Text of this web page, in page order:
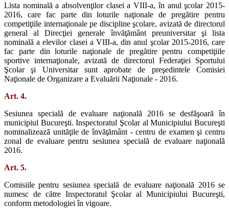
Lista nominală a absolvenţilor clasei a VIII-a, în anul şcolar 2015-
2016, care fac parte din loturile naţionale de pregătire pentru
competiţiile internaţionale pe discipline şcolare, avizată de directorul
general al Direcţiei generale învăţământ preuniversitar şi lista
nominală a elevilor clasei a VIII-a, din anul şcolar 2015-2016, care
fac parte din loturile naţionale de pregătire pentru competiţiile
sportive internaţionale, avizată de directorul Federaţiei Sportului
Şcolar şi Universitar sunt aprobate de preşedintele Comisiei
Naţionale de Organizare a Evaluării Naţionale - 2016.
Art. 4.
Sesiunea specială de evaluare naţională 2016 se desfăşoară în
municipiul Bucureşti. Inspectoratul Şcolar al Municipiului Bucureşti
nominalizează unităţile de învăţământ - centru de examen şi centru
zonal de evaluare pentru sesiunea specială de evaluare naţională
2016.
Art. 5.
Comisiile pentru sesiunea specială de evaluare naţională 2016 se
numesc de către Inspectoratul Şcolar al Municipiului Bucureşti,
conform metodologiei în vigoare.